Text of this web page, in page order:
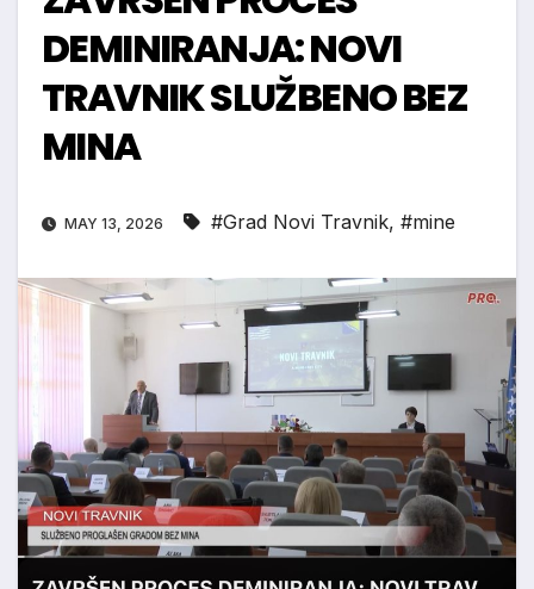
DEMINIRANJA: NOVI
TRAVNIK SLUŽBENO BEZ
MINA
MAY 13, 2026 #Grad Novi Travnik, #mine